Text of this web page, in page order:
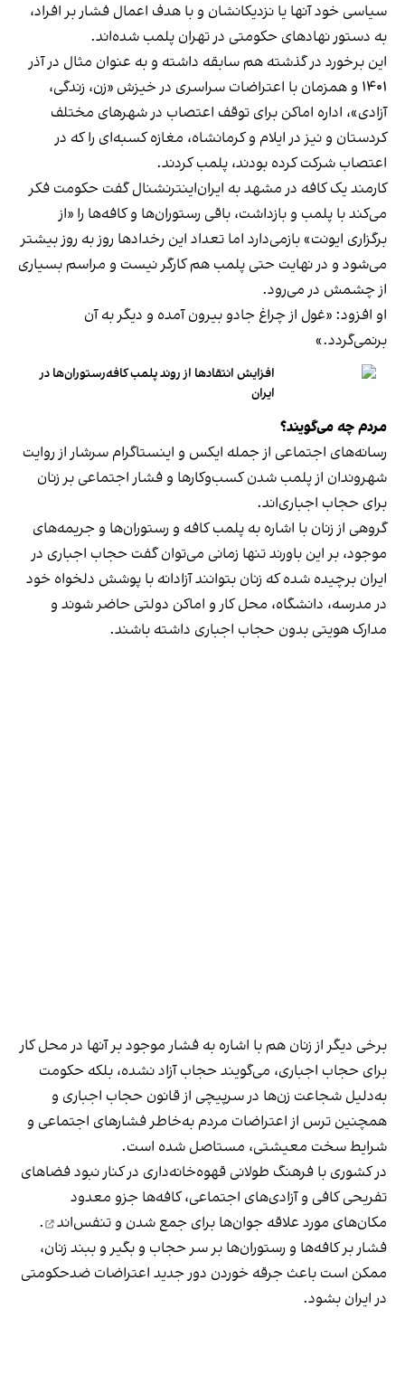
سیاسی خود آنها یا نزدیکانشان و با هدف اعمال فشار بر افراد،
به دستور نهادهای حکومتی در تهران پلمب شده‌اند.
این برخورد در گذشته هم سابقه داشته و به عنوان مثال در آذر
۱۴۰۱ و همزمان با اعتراضات سراسری در خیزش «زن، زندگی،
آزادی»، اداره اماکن برای توقف اعتصاب در شهرهای مختلف
کردستان و نیز در ایلام و کرمانشاه، مغازه کسبه‌ای را که در
اعتصاب شرکت کرده بودند، پلمب کردند.
کارمند یک کافه در مشهد به ایران‌اینترنشنال گفت حکومت فکر
می‌کند با پلمب و بازداشت، باقی رستوران‌ها و کافه‌ها را «از
برگزاری ایونت» بازمی‌دارد اما تعداد این رخدادها روز به روز بیشتر
می‌شود و در نهایت حتی پلمب هم کارگر نیست و مراسم بسیاری
از چشمش در می‌رود.
او افزود: «غول از چراغ جادو بیرون آمده و دیگر به آن
برنمی‎‌گردد.»
افزایش انتقادها از روند پلمب کافه‌رستوران‌ها در
ایران
مردم چه می‌گویند؟
رسانه‎‌های اجتماعی از جمله ایکس و اینستاگرام سرشار از روایت
شهروندان از پلمب شدن کسب‌وکارها و فشار اجتماعی بر زنان
برای حجاب اجباری‌اند.
گروهی از زنان با اشاره به پلمب کافه و رستوران‌ها و جریمه‌های
موجود، بر این باورند تنها زمانی می‌توان گفت حجاب اجباری در
ایران برچیده شده که زنان بتوانند آزادانه با پوشش دلخواه خود
در مدرسه، دانشگاه، محل کار و اماکن دولتی حاضر شوند و
مدارک هویتی بدون حجاب اجباری داشته باشند.
برخی دیگر از زنان هم با اشاره به فشار موجود بر آنها در محل کار
برای حجاب اجباری، می‌گویند حجاب آزاد نشده، بلکه حکومت
به‌دلیل شجاعت زن‌ها در سرپیچی از قانون حجاب اجباری و
همچنین ترس از اعتراضات مردم به‌خاطر فشارهای اجتماعی و
شرایط سخت معیشتی، مستاصل شده است.
در کشوری با فرهنگ طولانی قهوه‌‌خانه‌داری در کنار نبود فضاهای
تفریحی کافی و آزادی‌های اجتماعی، کافه‌ها جزو معدود
مکان‌های مورد علاقه جوان‌ها برای جمع شدن و تنفس‌اند
.
فشار بر کافه‌ها و رستوران‌ها بر سر حجاب و بگیر و ببند زنان،
ممکن است باعث جرقه خوردن دور جدید اعتراضات ضدحکومتی
در ایران بشود.